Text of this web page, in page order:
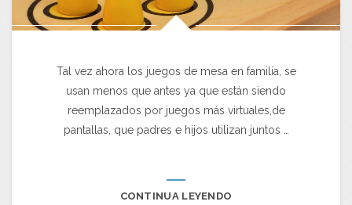
Tal vez ahora los juegos de mesa en familia, se
usan menos que antes ya que están siendo
reemplazados por juegos más virtuales,de
pantallas, que padres e hijos utilizan juntos …
CONTINUA LEYENDO